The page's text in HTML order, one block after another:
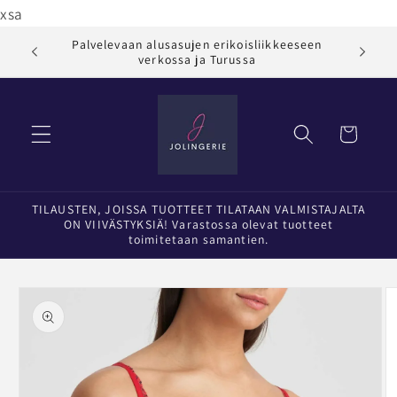
xsa
sisältöönPalvelevaan alusasujen erikoisliikkeeseen
verkossa ja Turussa
Ostoskori
TILAUSTEN, JOISSA TUOTTEET TILATAAN VALMISTAJALTA
ON VIIVÄSTYKSIÄ! Varastossa olevat tuotteet
toimitetaan samantien.
tuotetietoihin